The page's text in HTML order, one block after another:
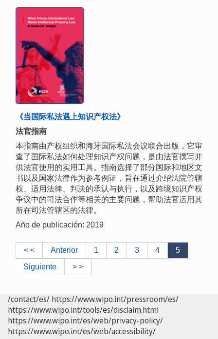
《当国际私法遇上知识产权法》
法官指南
本指南由产权组织和海牙国际私法会议联合出版，它审
查了国际私法如何处理知识产权问题，是由法官撰写并
供法官使用的实用工具。指南选择了部分国际和地区文
书以及国家法律作为参考例证，旨在通过介绍法院管辖
权、适用法律、判决的承认与执行，以及跨境知识产权
争议中的司法合作等相关的主要问题，帮助法官运用其
所在司法管辖区的法律。
Año de publicación: 2019
< < Anterior 1 2 3 4
5
Siguiente
> >
/contact/es/ https://www.wipo.int/pressroom/es/
https://www.wipo.int/tools/es/disclaim.html
https://www.wipo.int/es/web/privacy-policy/
https://www.wipo.int/es/web/accessibility/